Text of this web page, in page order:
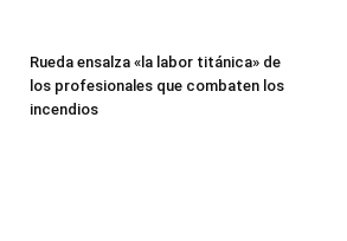
Rueda ensalza «la labor titánica» de
los profesionales que combaten los
incendios